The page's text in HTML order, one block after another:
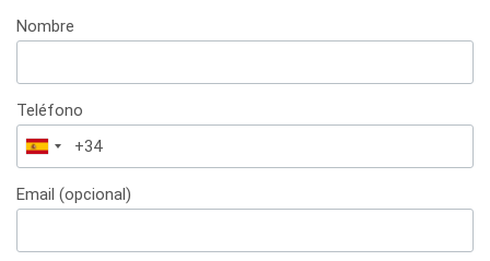
Nombre
Teléfono
España
+34
Email (opcional)